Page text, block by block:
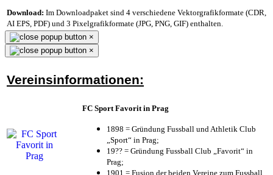
Download: Im Downloadpaket sind 4 verschiedene Vektorgrafikformate (CDR,
AI EPS, PDF) und 3 Pixelgrafikformate (JPG, PNG, GIF) enthalten.
×
×
Vereinsinformationen:
FC Sport Favorit in Prag
1898 = Gründung Fussball und Athletik Club
„Sport“ in Prag;
19?? = Gründung Fussball Club „Favorit“ in
Prag;
1901 = Fusion der beiden Vereine zum Fussball